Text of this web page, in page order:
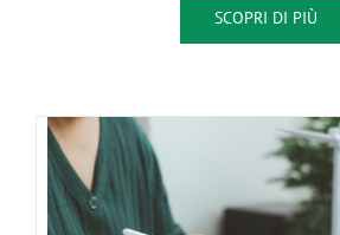
SCOPRI DI PIÙ